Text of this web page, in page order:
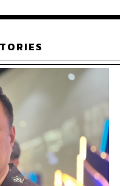
กาศยานดอนเมือง
โรนา
วัคซีนโควิด-19